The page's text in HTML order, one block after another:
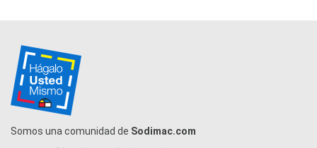
Somos una comunidad de Sodimac.com